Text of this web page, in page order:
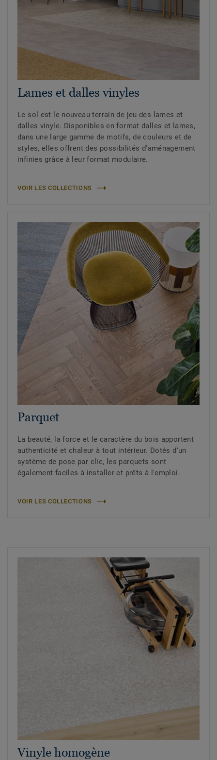
Lames et dalles vinyles
Le sol est le nouveau terrain de jeu des lames et
dalles vinyle. Disponibles en format dalles et lames,
dans une large gamme de motifs, de couleurs et de
styles, elles offrent des possibilités d'aménagement
infinies grâce à leur format modulaire.
VOIR LES COLLECTIONS
Parquet
La beauté, la force et le caractère du bois apportent
authenticité et chaleur à tout intérieur. Dotés d'un
système de pose par clic, les parquets sont
également faciles à installer et prêts à l'emploi.
VOIR LES COLLECTIONS
Vinyle homogène